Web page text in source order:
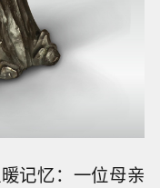
记忆：一位母亲